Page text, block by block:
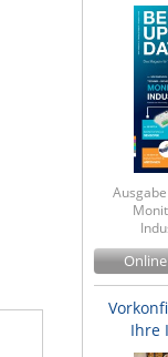
Ihre